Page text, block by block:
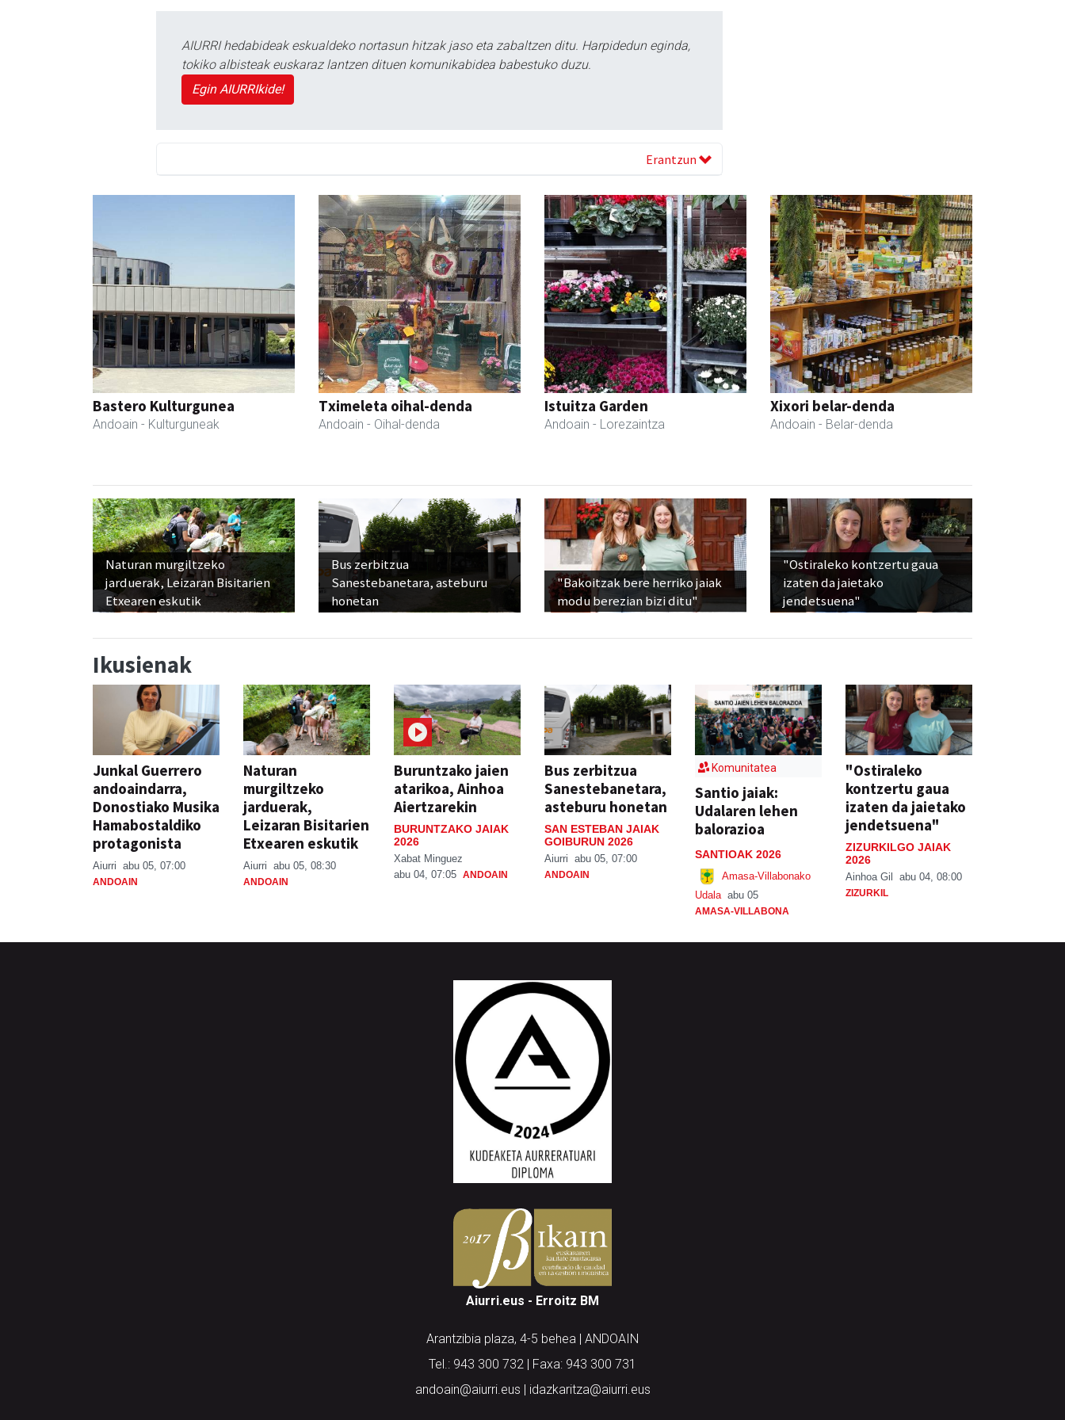
AIURRI hedabideak eskualdeko nortasun hitzak jaso eta zabaltzen ditu. Harpidedun eginda,
tokiko albisteak euskaraz lantzen dituen komunikabidea babestuko duzu.
Egin AIURRIkide!
Erantzun
Bastero Kulturgunea
Andoain - Kulturguneak
Tximeleta oihal-denda
Andoain - Oihal-denda
Istuitza Garden
Andoain - Lorezaintza
Xixori belar-denda
Andoain - Belar-denda
Naturan murgiltzeko
jarduerak, Leizaran Bisitarien
Etxearen eskutik
Bus zerbitzua
Sanestebanetara, asteburu
honetan
"Bakoitzak bere herriko jaiak
modu berezian bizi ditu"
"Ostiraleko kontzertu gaua
izaten da jaietako
jendetsuena"
Ikusienak
Junkal Guerrero
andoaindarra,
Donostiako Musika
Hamabostaldiko
protagonista
Aiurri abu 05, 07:00
ANDOAIN
Naturan
murgiltzeko
jarduerak,
Leizaran Bisitarien
Etxearen eskutik
Aiurri abu 05, 08:30
ANDOAIN
Buruntzako jaien
atarikoa, Ainhoa
Aiertzarekin
BURUNTZAKO JAIAK
2026
Xabat Minguez
abu 04, 07:05 ANDOAIN
Bus zerbitzua
Sanestebanetara,
asteburu honetan
SAN ESTEBAN JAIAK
GOIBURUN 2026
Aiurri abu 05, 07:00
ANDOAIN
Komunitatea
Santio jaiak:
Udalaren lehen
balorazioa
SANTIOAK 2026
Amasa-Villabonako
Udala abu 05
AMASA-VILLABONA
"Ostiraleko
kontzertu gaua
izaten da jaietako
jendetsuena"
ZIZURKILGO JAIAK
2026
Ainhoa Gil abu 04, 08:00
ZIZURKIL
Aiurri.eus - Erroitz BM
Arantzibia plaza, 4-5 behea | ANDOAIN
Tel.: 943 300 732 | Faxa: 943 300 731
andoain@aiurri.eus | idazkaritza@aiurri.eus